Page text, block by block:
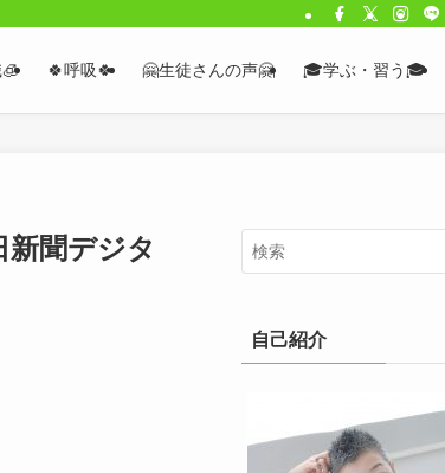
🍀呼吸🍀 🤗生徒さんの声🤗 🎓学ぶ・習う🎓
新聞デジタ
自己紹介